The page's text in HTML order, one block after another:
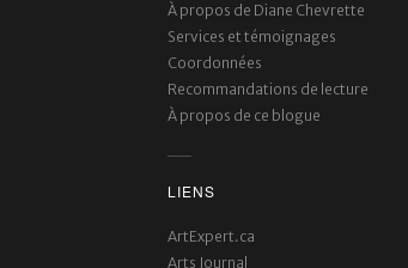
À propos de Diane Chevrette
Services et témoignages
Coordonnées
Recommandations de lecture
À propos de ce blogue
LIENS
ArtExpert.ca
Arts Journal